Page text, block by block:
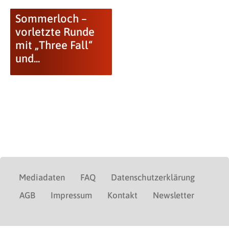
Sommerloch –
vorletzte Runde
mit „Three Fall“
und...
Mediadaten FAQ
Datenschutzerklärung
AGB
Impressum Kontakt Newsletter